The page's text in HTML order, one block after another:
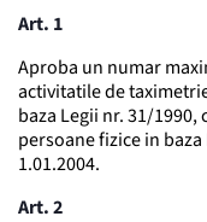
Art. 1
Aproba un numar
activitatile de
baza Legii nr. 31/
persoane fizice in
1.01.2004.
Art. 2